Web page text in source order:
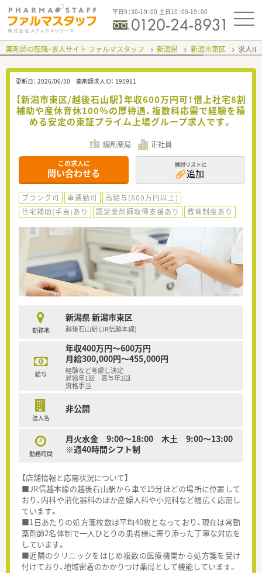
平日9：30-19：00 土日10：00-19：00
薬剤師の転職・求人サイト ファルマスタッフ 新潟県 新潟市東区 求人ID
更新日： 2026/06/30 薬剤師求人ID： 195911
【新潟市東区/越後石山駅】年収600万円可！借上社宅8割
補助や産休育休100％の厚待遇、複数科応需で経験を積
める安定の東証プライム上場グループ求人です。
調剤薬局 正社員
この求人に
問い合わせる
検討リストに
追加
ブランク可 車通勤可
高給与(600万円以上)
住宅補助(手当)あり
認定薬剤師取得支援あり 教育制度あり
勤務地
新潟県 新潟市東区
越後石山駅 (JR信越本線)
給与
年収400万円～600万円
月給300,000円～455,000円
経験など考慮し決定
昇給年1回 賞与年2回
資格手当
法人名
非公開
勤務時間
月火水金 9:00～18:00 木土 9:00～13:00
※週40時間シフト制
【店舗情報と応需状況について】
■JR信越本線の越後石山駅から車で15分ほどの場所に位置して
おり、内科や消化器科のほか産婦人科や小児科など幅広く応需し
ています。
■1日あたりの処方箋枚数は平均40枚となっており、現在は常勤
薬剤師2名体制で一人ひとりの患者様に寄り添った丁寧な対応を
しています。
■近隣のクリニックをはじめ複数の医療機関から処方箋を受け
付けており、地域密着のかかりつけ薬局として機能しています。